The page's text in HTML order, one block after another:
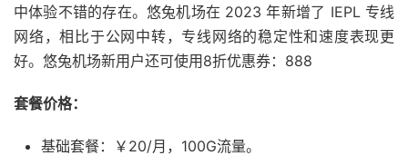
中体验不错的存在。悠兔机场在 2023 年新增了 IEPL 专线
网络，相比于公网中转，专线网络的稳定性和速度表现更
好。悠兔机场新用户还可使用8折优惠券：888
套餐价格：
基础套餐：￥20/月，100G流量。